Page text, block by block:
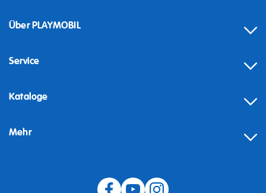
Über PLAYMOBIL
Service
Kataloge
Mehr